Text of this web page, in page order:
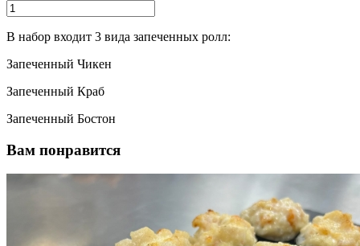
В набор входит 3 вида запеченных ролл:
Запеченный Чикен
Запеченный Краб
Запеченный Бостон
Вам понравится